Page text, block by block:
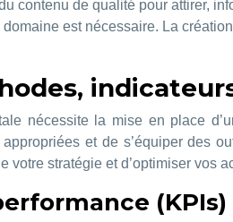
contenu de qualité pour attirer,
est nécessaire. La
nécessite la mise en place
et de s’équiper des
votre stratégie et d’optimiser
(KPIs)